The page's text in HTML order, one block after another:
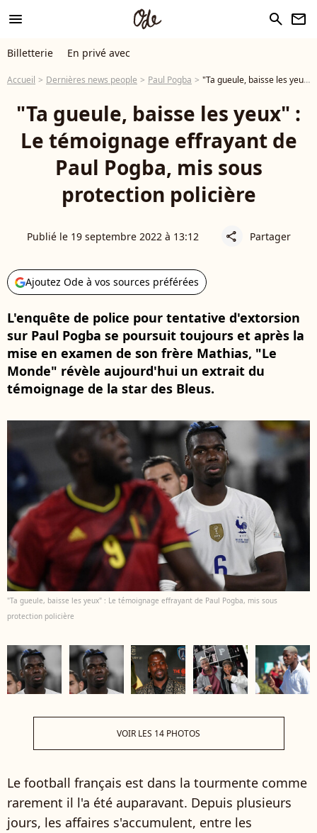
menu search newsletter
Billetterie En privé avec
Accueil Dernières news people Paul Pogba "Ta gueule, baisse les yeux" : Le témoignage effrayant de Paul Pogba, mis sous protection policière
"Ta gueule, baisse les yeux" :
Le témoignage effrayant de
Paul Pogba, mis sous
protection policière
Publié le 19 septembre 2022 à 13:12 share Partager
Ajoutez Ode à vos sources préférées
L'enquête de police pour tentative d'extorsion
sur Paul Pogba se poursuit toujours et après la
mise en examen de son frère Mathias, "Le
Monde" révèle aujourd'hui un extrait du
témoignage de la star des Bleus.
"Ta gueule, baisse les yeux" : Le témoignage effrayant de Paul Pogba, mis sous
protection policière
VOIR LES 14 PHOTOS
Le football français est dans la tourmente comme
rarement il l'a été auparavant. Depuis plusieurs
jours, les affaires s'accumulent, entre les